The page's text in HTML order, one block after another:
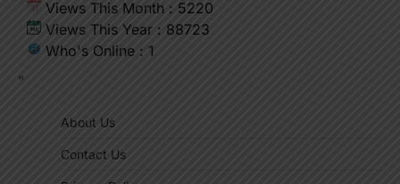
Views This Month : 5220
Views This Year : 88723
Who's Online : 1
"
About Us
Contact Us